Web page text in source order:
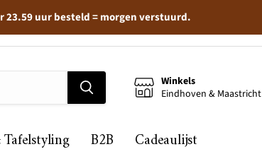
23.59 uur besteld = morgen verstuurd.
Winkels
Eindhoven & Maastricht
B2B Cadeaulijst